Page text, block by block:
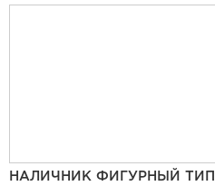
НАЛИЧНИК ФИГУРНЫЙ ТИП